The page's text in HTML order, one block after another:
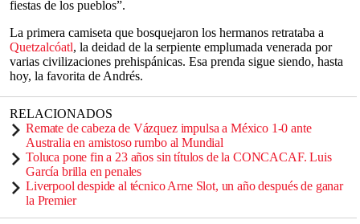
fiestas de los pueblos”.
La primera camiseta que bosquejaron los hermanos retrataba a
Quetzalcóatl, la deidad de la serpiente emplumada venerada por
varias civilizaciones prehispánicas. Esa prenda sigue siendo, hasta
hoy, la favorita de Andrés.
RELACIONADOS
Remate de cabeza de Vázquez impulsa a México 1-0 ante
Australia en amistoso rumbo al Mundial
Toluca pone fin a 23 años sin títulos de la CONCACAF. Luis
García brilla en penales
Liverpool despide al técnico Arne Slot, un año después de ganar
la Premier